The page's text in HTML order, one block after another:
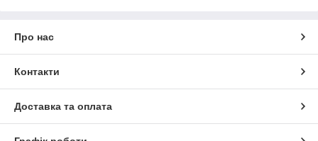
Про нас
Контакти
Доставка та оплата